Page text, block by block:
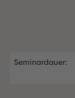
Seminardauer: